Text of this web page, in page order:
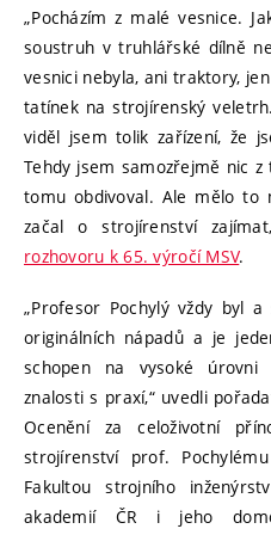
„Pocházím z malé vesnice.
soustruh v truhlářské dílně
vesnici nebyla, ani traktory,
tatínek na strojírenský
viděl jsem tolik zařízení, že
Tehdy jsem samozřejmě nic
tomu obdivoval. Ale mělo to
začal o strojírenství
rozhovoru k 65. výročí MSV.
„Profesor Pochylý vždy byl
originálních nápadů a je
schopen na vysoké úrovni
znalosti s praxí,“ uvedli
Ocenění za celoživotní
strojírenství prof.
Fakultou strojního
akademií ČR i jeho